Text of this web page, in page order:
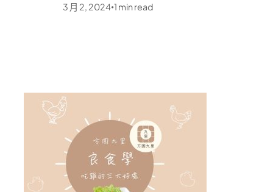
3 月 2, 2024•1 min read